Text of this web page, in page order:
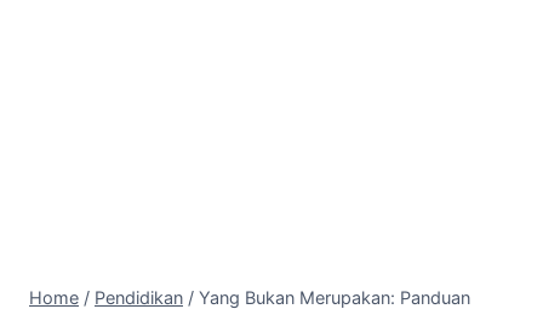
Home / Pendidikan / Yang Bukan Merupakan: Panduan